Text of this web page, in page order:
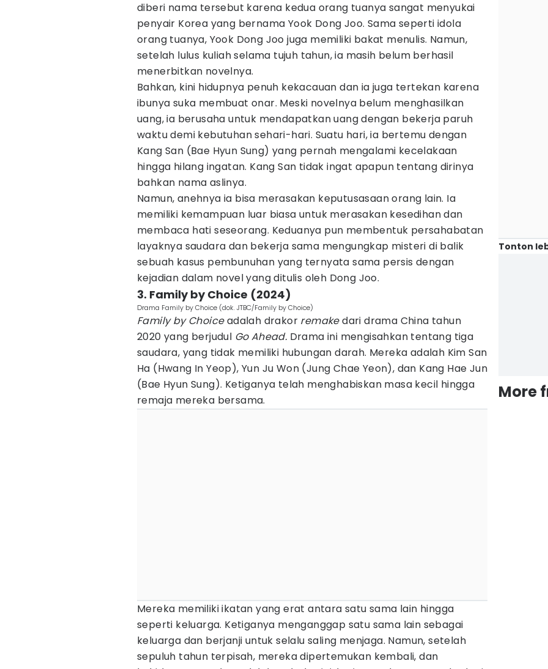
diberi nama tersebut karena kedua orang tuanya sangat menyukai
penyair Korea yang bernama Yook Dong Joo. Sama seperti idola
orang tuanya, Yook Dong Joo juga memiliki bakat menulis. Namun,
setelah lulus kuliah selama tujuh tahun, ia masih belum berhasil
menerbitkan novelnya.
Bahkan, kini hidupnya penuh kekacauan dan ia juga tertekan karena
ibunya suka membuat onar. Meski novelnya belum menghasilkan
uang, ia berusaha untuk mendapatkan uang dengan bekerja paruh
waktu demi kebutuhan sehari-hari. Suatu hari, ia bertemu dengan
Kang San (Bae Hyun Sung) yang pernah mengalami kecelakaan
hingga hilang ingatan. Kang San tidak ingat apapun tentang dirinya
bahkan nama aslinya.
Namun, anehnya ia bisa merasakan keputusasaan orang lain. Ia
memiliki kemampuan luar biasa untuk merasakan kesedihan dan
membaca hati seseorang. Keduanya pun membentuk persahabatan
layaknya saudara dan bekerja sama mengungkap misteri di balik
sebuah kasus pembunuhan yang ternyata sama persis dengan
kejadian dalam novel yang ditulis oleh Dong Joo.
3. Family by Choice (2024)
Drama Family by Choice (dok. JTBC/Family by Choice)
Family by Choiceadalah drakor remakedari drama China tahun
2020 yang berjudul Go Ahead. Drama ini mengisahkan tentang tiga
saudara, yang tidak memiliki hubungan darah. Mereka adalah Kim San
Ha (Hwang In Yeop), Yun Ju Won (Jung Chae Yeon), dan Kang Hae Jun
(Bae Hyun Sung). Ketiganya telah menghabiskan masa kecil hingga
remaja mereka bersama.
Mereka memiliki ikatan yang erat antara satu sama lain hingga
seperti keluarga. Ketiganya menganggap satu sama lain sebagai
keluarga dan berjanji untuk selalu saling menjaga. Namun, setelah
sepuluh tahun terpisah, mereka dipertemukan kembali, dan
Tonton
More